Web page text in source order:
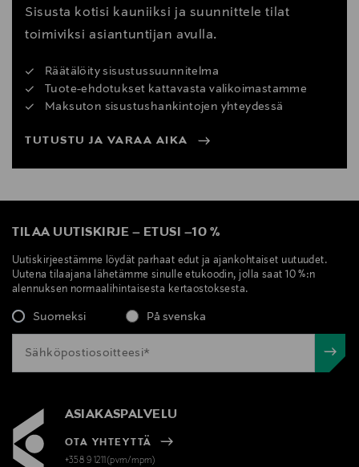
Sisusta kotisi kauniiksi ja suunnittele tilat
toimiviksi asiantuntijan avulla.
Räätälöity sisustussuunnitelma
Tuote-ehdotukset kattavasta valikoimastamme
Maksuton sisustushankintojen yhteydessä
TUTUSTU JA VARAA AIKA
TILAA UUTISKIRJE – ETUSI –10 %
Uutiskirjeestämme löydät parhaat edut ja ajankohtaiset uutuudet.
Uutena tilaajana lähetämme sinulle etukoodin, jolla saat 10 %:n
alennuksen normaalihintaisesta kertaostoksesta.
Suomeksi På svenska
ASIAKASPALVELU
OTA YHTEYTTÄ
+358 9 1211(pvm/mpm)